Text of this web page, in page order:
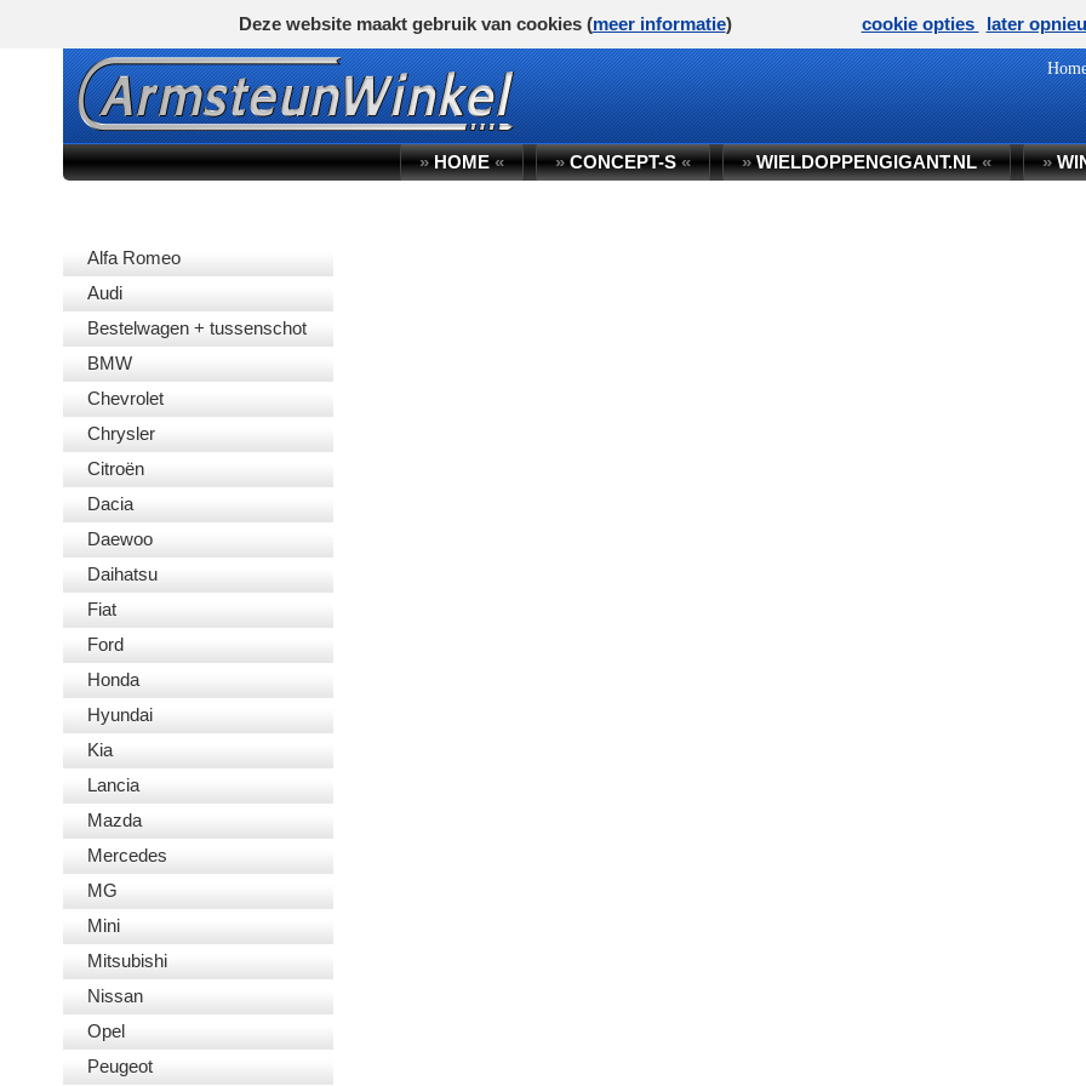
»HOME« »CONCEPT-S« »WIELDOPPENGIGANT.NL« »
Alfa Romeo
Audi
Bestelwagen + tussenschot
BMW
Chevrolet
Chrysler
Citroën
Dacia
Daewoo
Daihatsu
Fiat
Ford
Honda
Hyundai
Kia
Lancia
Mazda
Mercedes
MG
Mini
Mitsubishi
Nissan
Opel
Peugeot
Deze website maakt gebruik van cookies (meer informatie) cookie opties later